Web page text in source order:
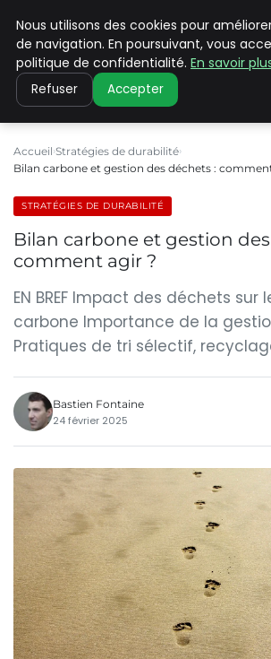
CLIMATE C
Accueil Stratégies de durabilité
Bilan carbone et gestion des déchets :
STRATÉGIES DE DURABILITÉ
Bilan carbone et gestion
comment agir ?
EN BREF Impact des déchets sur
carbone Importance de la
Pratiques de tri sélectif,
Bastien Fontaine
24 février 2025
Nous utilisons des cookies pour
de navigation. En poursuivant, vous
politique de confidentialité. En savoir
Refuser Accepter